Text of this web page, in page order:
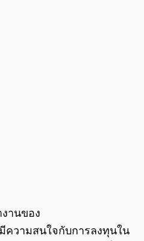
านของ
ความสนใจกับการลงทุนใน